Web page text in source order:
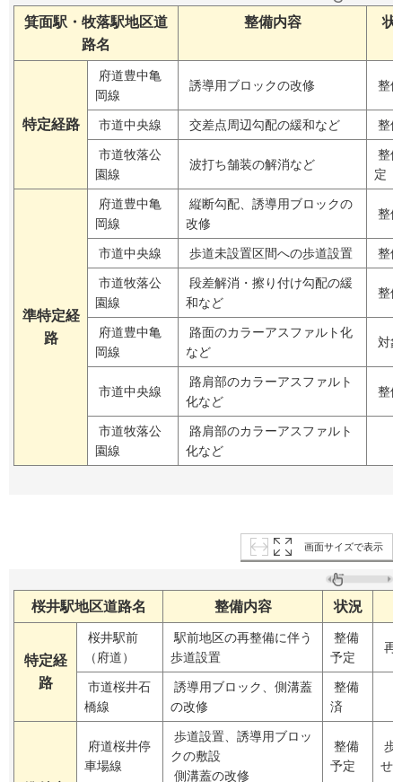
箕面駅・牧落駅地区道
路名
整備内容 状
特定経路
府道豊中亀
岡線
誘導用ブロックの改修 整
市道中央線 交差点周辺勾配の緩和など 整
市道牧落公
園線
波打ち舗装の解消など
整
定
準特定経
路
府道豊中亀
岡線
縦断勾配、誘導用ブロックの
改修
整
市道中央線 歩道未設置区間への歩道設置 整
市道牧落公
園線
段差解消・擦り付け勾配の緩
和など
整
府道豊中亀
岡線
路面のカラーアスファルト化
など
対
市道中央線
路肩部のカラーアスファルト
化など
整
市道牧落公
園線
路肩部のカラーアスファルト
化など
画面サイズで表示
桜井駅地区道路名 整備内容 状況
特定経
路
桜井駅前
（府道）
駅前地区の再整備に伴う
歩道設置
整備
予定
再
市道桜井石
橋線
誘導用ブロック、側溝蓋
の改修
整備
済
府道桜井停
車場線
歩道設置、誘導用ブロッ
クの敷設
側溝蓋の改修
整備
予定
歩
せ